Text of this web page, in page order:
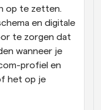
op te zetten.
te zorgen dat
profiel en
het op je